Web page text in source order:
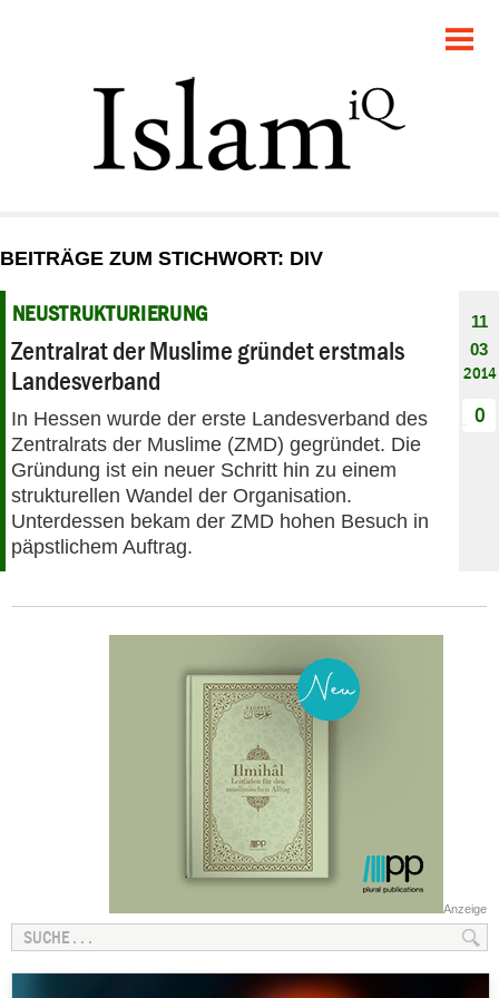
GESELLSCHAFT
STARTSEITE
DEBATTE
PANORAMA
BEITRÄGE ZUM STICHWORT: DIV
NEUSTRUKTURIERUNG
Zentralrat der Muslime gründet erstmals
Landesverband
In Hessen wurde der erste Landesverband des
Zentralrats der Muslime (ZMD) gegründet. Die
Gründung ist ein neuer Schritt hin zu einem
strukturellen Wandel der Organisation.
Unterdessen bekam der ZMD hohen Besuch in
päpstlichem Auftrag.
11
03
2014
0
Anzeige